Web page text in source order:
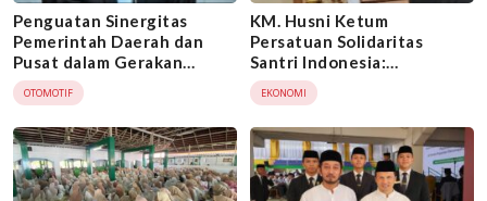
Penguatan Sinergitas
Pemerintah Daerah dan
Pusat dalam Gerakan
Bersih dari Korupsi
OTOMOTIF
KM. Husni Ketum
Persatuan Solidaritas
Santri Indonesia:
Alhamdulillah Santri dan
Pesantren Bakal Diberi
Pengelolaan Tambang
EKONOMI